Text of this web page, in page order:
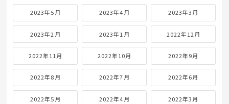
2023年5月 2023年4月 2023年3月
2023年2月 2023年1月 2022年12月
2022年11月 2022年10月 2022年9月
2022年8月 2022年7月 2022年6月
2022年5月 2022年4月 2022年3月